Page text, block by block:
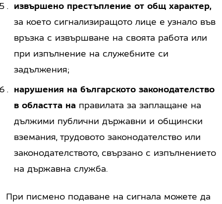
извършено престъпление от общ характер,
за което сигнализиращото лице е узнало във
връзка с извършване на своята работа или
при изпълнение на служебните си
задължения;
нарушения на българското законодателство
в областта на правилата за заплащане на
дължими публични държавни и общински
вземания, трудовото законодателство или
законодателството, свързано с изпълнението
на държавна служба.
При писмено подаване на сигнала можете да